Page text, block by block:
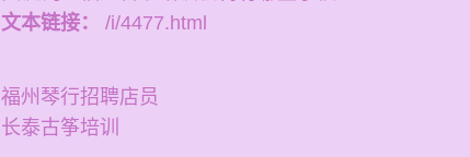
文本链接：
/i/4477.html
福州琴行招聘店员
长泰古筝培训